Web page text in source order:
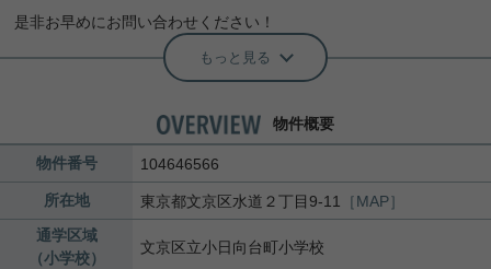
是非お早めにお問い合わせください！
もっと見る
物件概要
物件番号 104646566
所在地 東京都文京区水道 ２丁目9-11
［MAP］
通学区域
（小学校）
文京区立小日向台町小学校